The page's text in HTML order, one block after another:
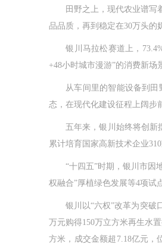
田野之上，现代农业谱写着
品品质，再到稳定在30万头的
银川马拉松赛道上，73.4%
+48小时城市漫游”的消费新场
从车间里的智能设备到田野
态，在现代化建设征程上阔步
五年来，银川始终将创新摆
累计培育国家高新技术企业
“十四五”时期，银川市因地
权融合”厚植绿色发展等4项试
银川以“六权”改革为突破口
万元购得150万立方米再生水
方米，成交金额超7.18亿元，